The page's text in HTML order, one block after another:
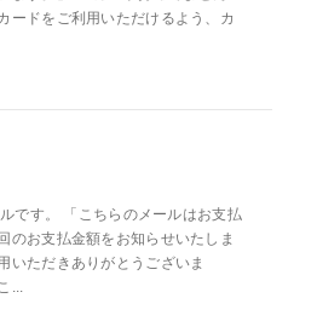
ードをご利用いただけるよう、カ
です。 「こちらのメールはお支払
のお支払金額をお知らせいたしま
いただきありがとうございま
...